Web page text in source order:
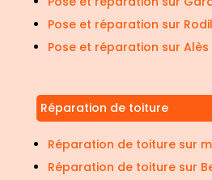
Pose et réparation sur
Pose et réparation sur Alès
Réparation de toiture
Réparation de toiture sur
Réparation de toiture sur